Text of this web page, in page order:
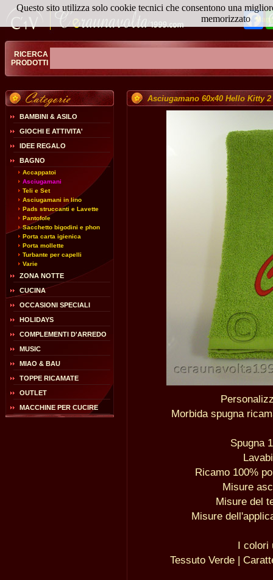
RICERCA
PRODOTTI
BAMBINI & ASILO
GIOCHI E ATTIVITA'
IDEE REGALO
BAGNO
Accappatoi
Asciugamani
Teli e Set
Asciugamani in lino
Pads struccanti e Lavette
Pantofole
Sacchetto bigodini e phon
Porta carta igienica
Porta mollette
Turbante per capelli
Varie
ZONA NOTTE
CUCINA
OCCASIONI SPECIALI
HOLIDAYS
COMPLEMENTI D'ARREDO
MUSIC
MIAO & BAU
TOPPE RICAMATE
OUTLET
MACCHINE PER CUCIRE
Asciugamano 60x40 Hello Kitty 2
Morbida spugna
Spugna
Ricamo 100%
Misure
Misure del
Misure
I colori
Tessuto Verde |
Questo sito utilizza solo cookie tecnici che consentono una
memorizzato